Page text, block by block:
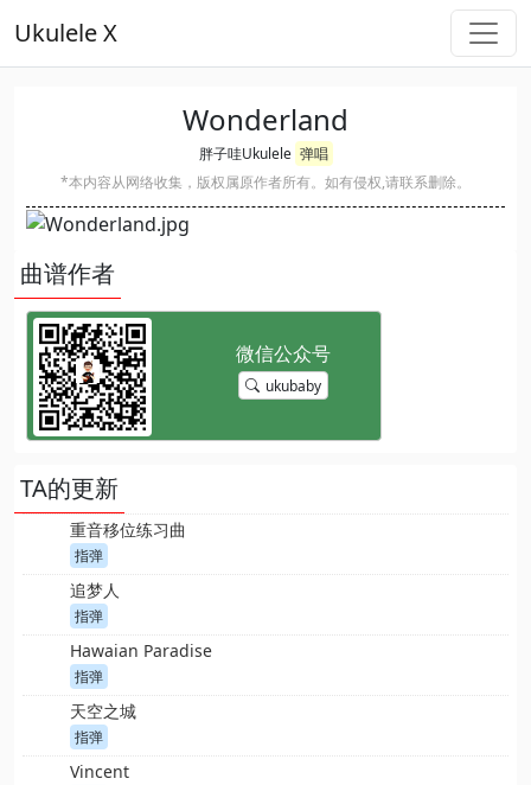
Ukulele X
Wonderland
胖子哇Ukulele 弹唱
*本内容从网络收集，版权属原作者所有。如有侵权,请联系删除。
曲谱作者
ukubaby
TA的更新
重音移位练习曲
指弹
追梦人
指弹
Hawaian Paradise
指弹
天空之城
指弹
Vincent